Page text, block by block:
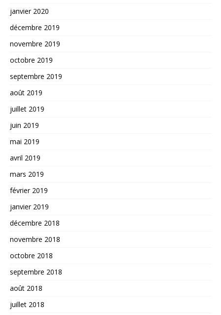
janvier 2020
décembre 2019
novembre 2019
octobre 2019
septembre 2019
août 2019
juillet 2019
juin 2019
mai 2019
avril 2019
mars 2019
février 2019
janvier 2019
décembre 2018
novembre 2018
octobre 2018
septembre 2018
août 2018
juillet 2018